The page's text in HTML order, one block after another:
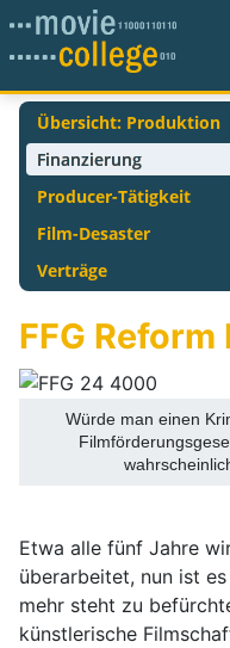
Übersicht: Produktion
Finanzierung
Producer-Tätigkeit
Film-Desaster
Verträge
FFG Reform
Würde man einen
Etwa alle fünf Jahre
überarbeitet, nun ist
mehr steht zu
künstlerische